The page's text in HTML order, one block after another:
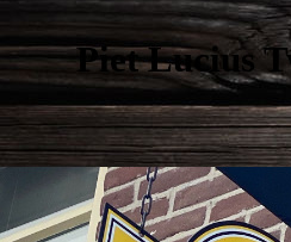
Piet Lucius